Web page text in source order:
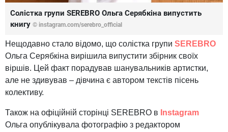
Солістка групи SEREBRO Ольга Серябкіна випустить
книгу © instagram.com/serebro_official
Нещодавно стало відомо, що солістка групи SEREBRO
Ольга Серябкіна вирішила випустити збірник своїх
віршів. Цей факт порадував шанувальників артистки,
але не здивував – дівчина є автором текстів пісень
колективу.
Також на офіційній сторінці SEREBRO в Instagram
Ольга опублікувала фотографію з редактором